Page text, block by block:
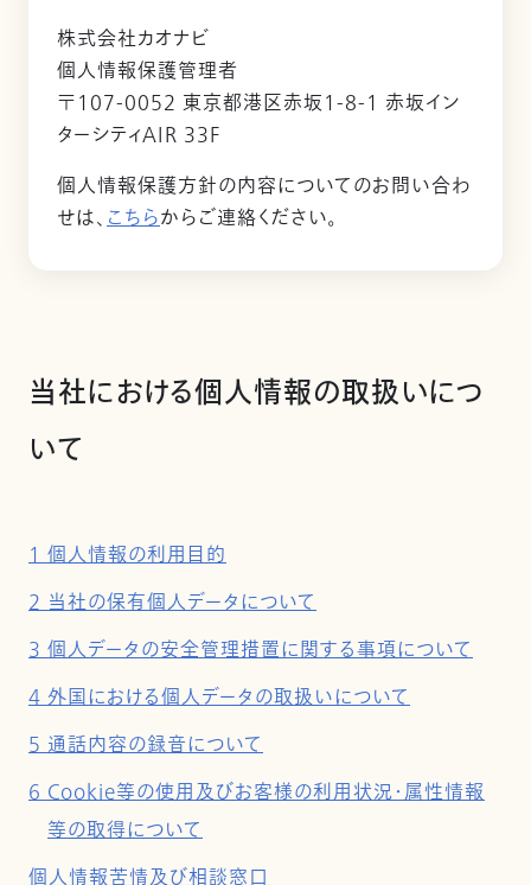
株式会社カオナビ
個人情報保護管理者
〒107-0052 東京都港区赤坂1-8-1 赤坂イン
ターシティAIR 33F
個人情報保護方針の内容についてのお問い合わ
せは、こちらからご連絡ください。
当社における個人情報の取扱いにつ
いて
1 個人情報の利用目的
2 当社の保有個人データについて
3 個人データの安全管理措置に関する事項について
4 外国における個人データの取扱いについて
5 通話内容の録音について
6 Cookie等の使用及びお客様の利用状況・属性情報
等の取得について
個人情報苦情及び相談窓口